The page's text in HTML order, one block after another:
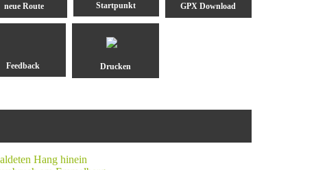
neue Route GPX Download
Drucken